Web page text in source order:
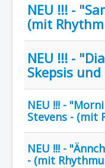
NEU !!! -
(mit
NEU !!! -
Skepsis
NEU !!! -
Stevens - (mit
NEU !!! -
- (mit